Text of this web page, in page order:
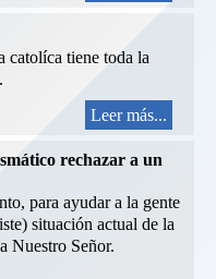
catolíca tiene toda la
Leer más...
rechazar a un
para ayudar a la gente
situación actual de la
Nuestro Señor.